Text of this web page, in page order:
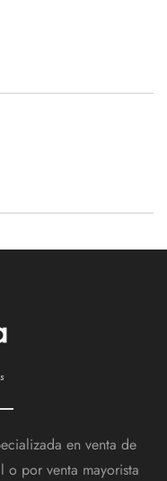
en venta de
o por venta mayorista